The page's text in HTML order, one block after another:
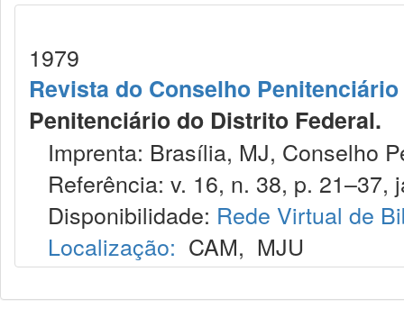
1979
Revista do Conselho
Penitenciário do Distrito Federal.
Imprenta: Brasília, MJ, Conselho
Referência: v. 16, n. 38, p. 21–37,
Disponibilidade: Rede Virtual de
Localização: CAM, MJU